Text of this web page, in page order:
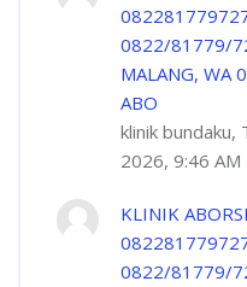
0822/81779/
MALANG, WA
ABO
klinik
2026, 9:46 AM
KLINIK
0822/81779/